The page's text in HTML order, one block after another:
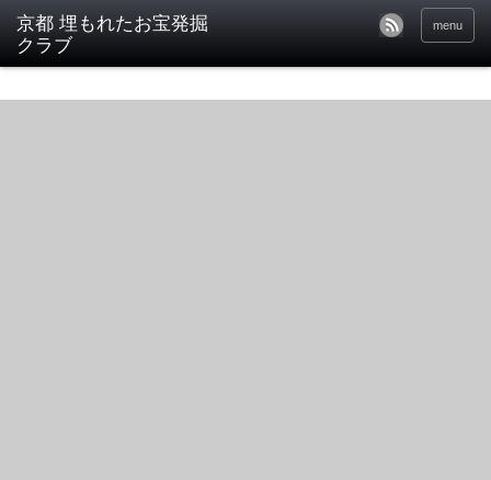
京都 埋もれたお宝発掘
クラブ
menu